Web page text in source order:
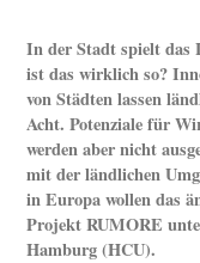
In der Stadt spielt das
ist das wirklich so?
von Städten lassen
Acht. Potenziale für
werden aber nicht
mit der ländlichen
in Europa wollen das
Projekt RUMORE
Hamburg (HCU).